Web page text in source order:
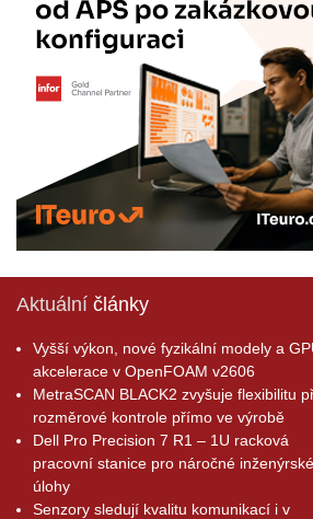
Aktuální články
Vyšší výkon, nové fyzikální modely a
akcelerace v OpenFOAM v2606
MetraSCAN BLACK2 zvyšuje flexibilitu
rozměrové kontrole přímo ve výrobě
Dell Pro Precision 7 R1 – 1U racková
pracovní stanice pro náročné
úlohy
Senzory sledují kvalitu komunikací i v